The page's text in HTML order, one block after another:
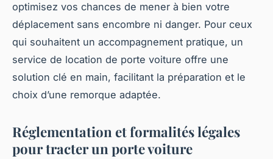
optimisez vos chances de mener à bien votre
déplacement sans encombre ni danger. Pour ceux
qui souhaitent un accompagnement pratique, un
service de location de porte voiture offre une
solution clé en main, facilitant la préparation et le
choix d’une remorque adaptée.
Réglementation et formalités légales
pour tracter un porte voiture